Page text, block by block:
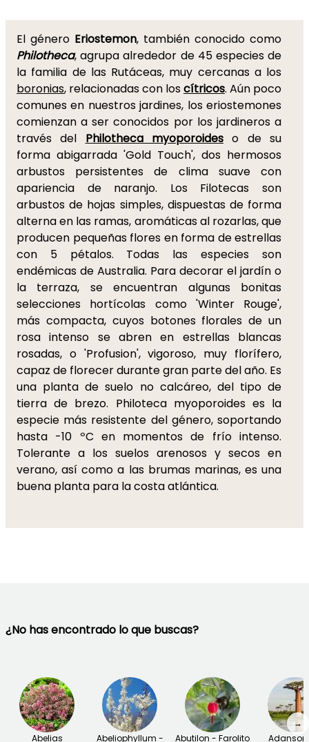
El género Eriostemon, también conocido como
Philotheca, agrupa alrededor de 45 especies de
la familia de las Rutáceas, muy cercanas a los
boronias, relacionadas con loscítricos. Aún poco
comunes en nuestros jardines, los eriostemones
comienzan a ser conocidos por los jardineros a
través del Philotheca myoporoides o de su
forma abigarrada 'Gold Touch', dos hermosos
arbustos persistentes de clima suave con
apariencia de naranjo. Los Filotecas son
arbustos de hojas simples, dispuestas de forma
alterna en las ramas, aromáticas al rozarlas, que
producen pequeñas flores en forma de estrellas
con 5 pétalos. Todas las especies son
endémicas de Australia. Para decorar el jardín o
la terraza, se encuentran algunas bonitas
selecciones hortícolas como 'Winter Rouge',
más compacta, cuyos botones florales de un
rosa intenso se abren en estrellas blancas
rosadas, o 'Profusion', vigoroso, muy florífero,
capaz de florecer durante gran parte del año. Es
una planta de suelo no calcáreo, del tipo de
tierra de brezo. Philoteca myoporoides es la
especie más resistente del género, soportando
hasta -10 ºC en momentos de frío intenso.
Tolerante a los suelos arenosos y secos en
verano, así como a las brumas marinas, es una
buena planta para la costa atlántica.
¿No has encontrado lo que buscas?
Abelias Abeliophyllum - Abutilon - Farolito
→